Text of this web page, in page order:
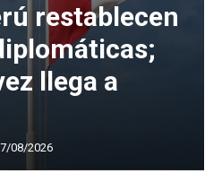
restablecen
llega a
08/2026